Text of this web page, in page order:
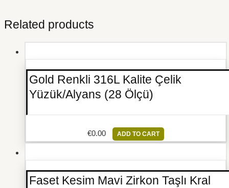
Related products
Gold Renkli 316L Kalite Çelik
Yüzük/Alyans (28 Ölçü)
€0.00 ADD TO CART
Faset Kesim Mavi Zirkon Taşlı Kral